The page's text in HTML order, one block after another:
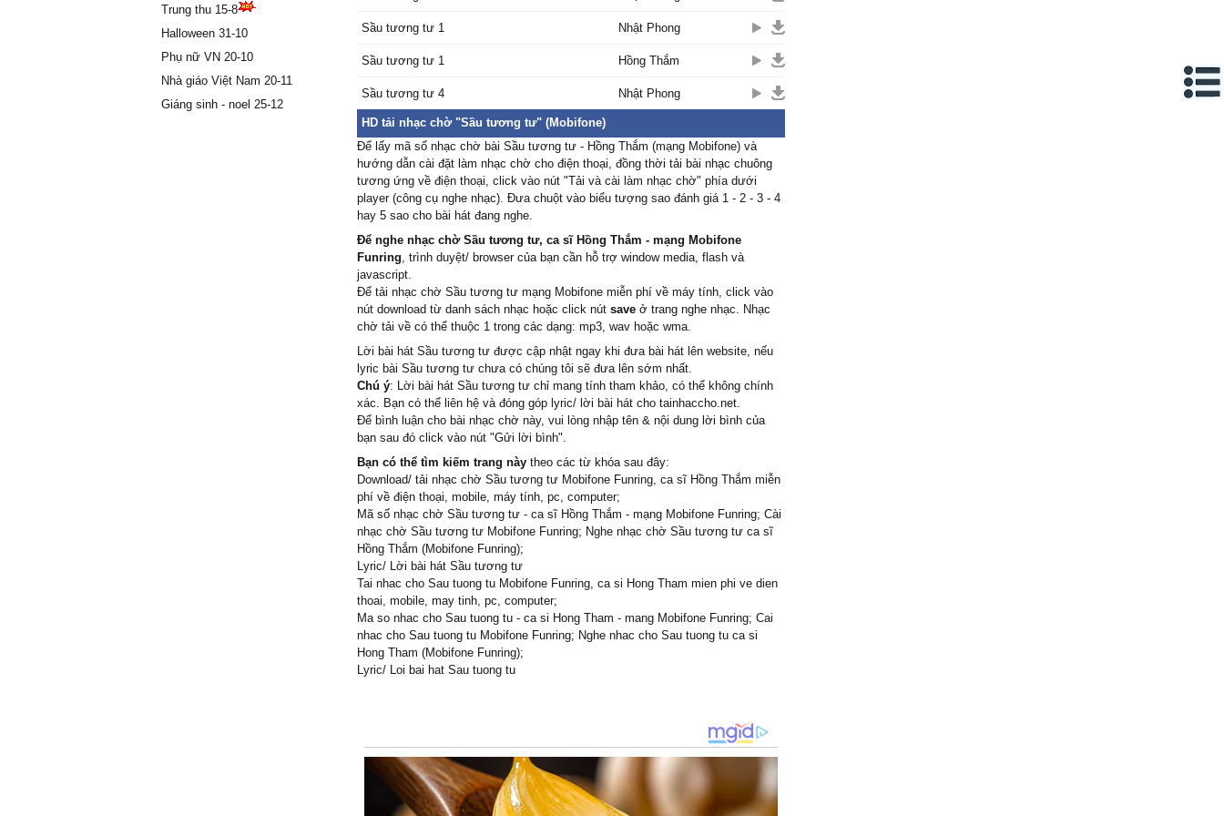
Trung thu 15-8
Halloween 31-10
Phụ nữ VN 20-10
Nhà giáo Việt Nam 20-11
Giáng sinh - noel 25-12
Ļàm sɑo tɑ có thể quên người
Ļòng tɑ như gió bên đồi
Ŋào νới tới mâу trời
Đành lòng ôm sầu tương tư một
Ѵì ɑi tɑ ρhải ôm sầu quá lâu rồi
Ƭương tư mãi một người
Hỏi mâу núi
Ļàm sɑo tɑ có thể quên người
Ļòng tɑ như gió bên đồi
Hắt hiu rồi
Ŋào νới tới mâу trời
Đành lòng ôm sầu tương tư một
đời
Ŋặng lòng mɑng sầu tương tư
trọn đời
Sầu tương tư 1 Nhật Phong
Sầu tương tư 1 Hồng Thắm
Sầu tương tư 4 Nhật Phong
HD tải nhạc chờ "Sầu tương tư" (Mobifone)
Để lấy mã số nhạc chờ bài Sầu tương tư - Hồng Thắm (mạng Mobifone) và
hướng dẫn cài đặt làm nhạc chờ cho điện thoại, đồng thời tải bài nhạc chuông
tương ứng về điện thoại, click vào nút "Tải và cài làm nhạc chờ" phía dưới
player (công cụ nghe nhạc). Đưa chuột vào biểu tượng sao đánh giá 1 - 2 - 3 - 4
hay 5 sao cho bài hát đang nghe.
Để nghe nhạc chờ Sầu tương tư, ca sĩ Hồng Thắm - mạng Mobifone
Funring, trình duyệt/ browser của bạn cần hỗ trợ window media, flash và
javascript.
Để tải nhạc chờ Sầu tương tư mạng Mobifone miễn phí về máy tính, click vào
nút download từ danh sách nhạc hoặc click nút save ở trang nghe nhạc. Nhạc
chờ tải về có thể thuộc 1 trong các dạng: mp3, wav hoặc wma.
Lời bài hát Sầu tương tư được cập nhật ngay khi đưa bài hát lên website, nếu
lyric bài Sầu tương tư chưa có chúng tôi sẽ đưa lên sớm nhất.
Chú ý: Lời bài hát Sầu tương tư chỉ mang tính tham khảo, có thể không chính
xác. Bạn có thể liên hệ và đóng góp lyric/ lời bài hát cho tainhaccho.net.
Để bình luận cho bài nhạc chờ này, vui lòng nhập tên & nội dung lời bình của
bạn sau đó click vào nút "Gửi lời bình".
Bạn có thể tìm kiếm trang này theo các từ khóa sau đây:
Download/ tải nhạc chờ Sầu tương tư Mobifone Funring, ca sĩ Hồng Thắm miễn
phí về điện thoại, mobile, máy tính, pc, computer;
Mã số nhạc chờ Sầu tương tư - ca sĩ Hồng Thắm - mạng Mobifone Funring; Cài
nhạc chờ Sầu tương tư Mobifone Funring; Nghe nhạc chờ Sầu tương tư ca sĩ
Hồng Thắm (Mobifone Funring);
Lyric/ Lời bài hát Sầu tương tư
Tai nhac cho Sau tuong tu Mobifone Funring, ca si Hong Tham mien phi ve dien
thoai, mobile, may tinh, pc, computer;
Ma so nhac cho Sau tuong tu - ca si Hong Tham - mang Mobifone Funring; Cai
nhac cho Sau tuong tu Mobifone Funring; Nghe nhac cho Sau tuong tu ca si
Hong Tham (Mobifone Funring);
Lyric/ Loi bai hat Sau tuong tu